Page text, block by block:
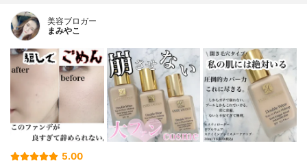
美容ブロガー
まみやこ
5.00